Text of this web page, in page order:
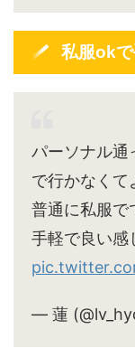
私服ok
パーソナル通
で行かなくて
普通に私服で
手軽で良い感
— 蓮